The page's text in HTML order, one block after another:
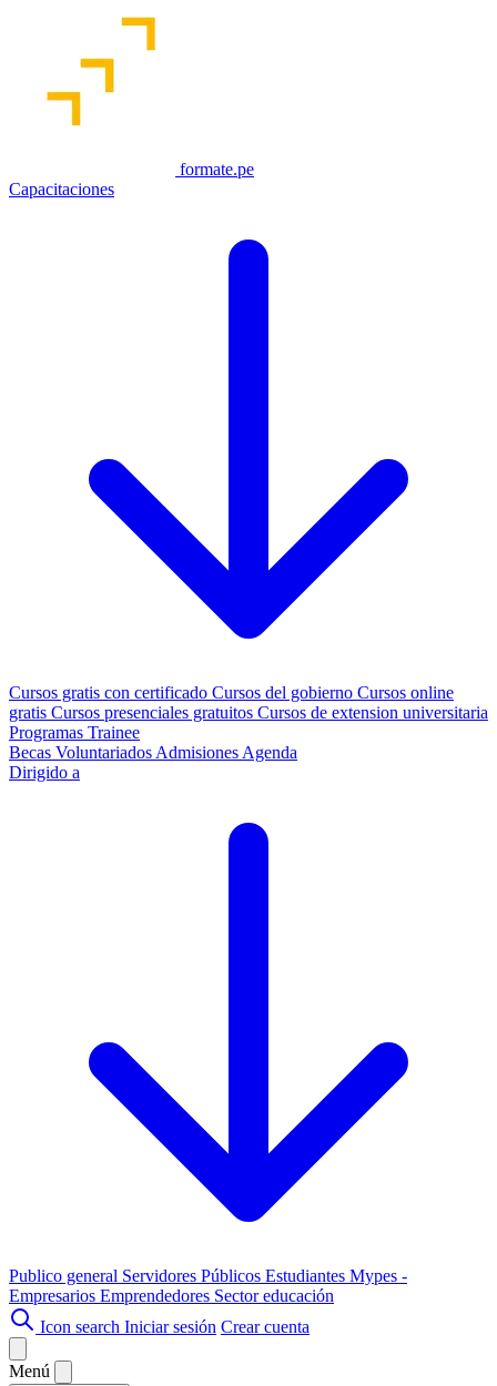
formate.pe
Capacitaciones
Cursos gratis con certificado Cursos del gobierno Cursos online
gratis Cursos presenciales gratuitos Cursos de extension universitaria
Programas Trainee
Becas Voluntariados Admisiones Agenda
Dirigido a
Publico general Servidores Públicos Estudiantes Mypes -
Empresarios Emprendedores Sector educación
Icon search Iniciar sesión Crear cuenta
Menú